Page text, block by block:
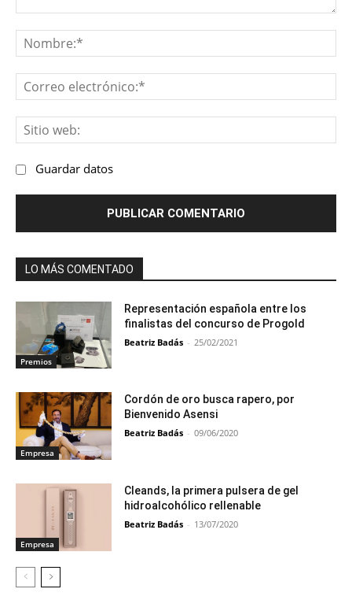
Guardar datos
LO MÁS COMENTADO
Premios
Representación española entre los
finalistas del concurso de Progold
Beatriz Badás - 25/02/2021
Empresa
Cordón de oro busca rapero, por
Bienvenido Asensi
Beatriz Badás - 09/06/2020
Empresa
Cleands, la primera pulsera de gel
hidroalcohólico rellenable
Beatriz Badás - 13/07/2020